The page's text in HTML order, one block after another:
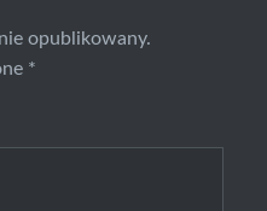
opublikowany.
*